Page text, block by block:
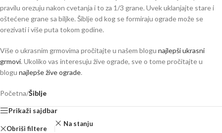
pravilu orezuju nakon cvetanja i to za 1/3 grane. Uvek uklanjajte stare i
oštećene grane sa biljke. Šiblje od kog se formiraju ograde može se
orezivati i više puta tokom godine.
Više o ukrasnim grmovima pročitajte u našem blogu najlepši ukrasni
grmovi. Ukoliko vas interesuju žive ograde, sve o tome pročitajte u
blogu najlepše žive ograde.
Početna/Šiblje
Prikaži sajdbar
Obriši filtere
Na stanju